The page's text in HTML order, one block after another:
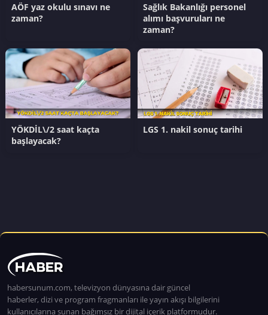
AÖF yaz okulu sınavı ne
zaman?
Sağlık Bakanlığı personel
alımı başvuruları ne
zaman?
YÖKDİL\/2 saat kaçta
başlayacak?
LGS 1. nakil sonuç tarihi
habersunum.com, televizyon dünyasına dair güncel
haberler, dizi ve program fragmanları ile yayın akışı bilgilerini
kullanıcılarına sunan bağımsız bir dijital içerik platformudur.